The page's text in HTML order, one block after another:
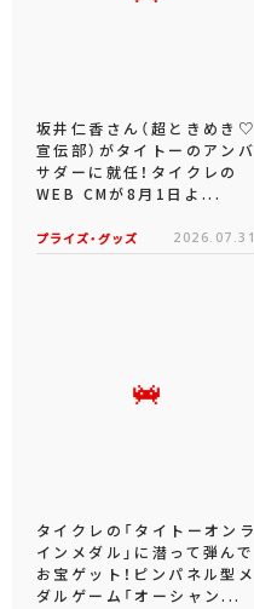
坂井仁香さん（超ときめき♡
宣伝部）がタイトーのアンバ
サダーに就任！タイクレの
WEB CMが8月1日よ...
プライズ・グッズ 2026.07.31
タイクレの「タイトーオンラ
インメダル」に潜って弾んで
お宝ゲット！ピンパネル型メ
ダルゲーム「オーシャン...